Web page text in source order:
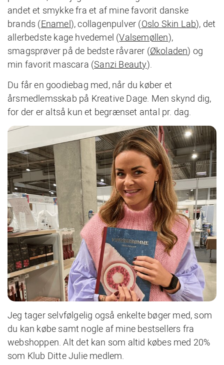
andet et smykke fra et af mine favorit danske
brands (Enamel), collagenpulver (Oslo Skin Lab), det
allerbedste kage hvedemel (Valsemøllen),
smagsprøver på de bedste råvarer (Økoladen) og
min favorit mascara (Sanzi Beauty).
Du får en goodiebag med, når du køber et
årsmedlemsskab på Kreative Dage. Men skynd dig,
for der er altså kun et begrænset antal pr. dag.
Jeg tager selvfølgelig også enkelte bøger med, som
du kan købe samt nogle af mine bestsellers fra
webshoppen. Alt det kan som altid købes med 20%
som Klub Ditte Julie medlem.